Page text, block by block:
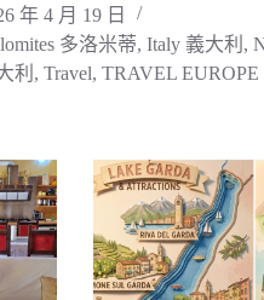
年 4 月 19 日
多洛米蒂, Italy 義大利 ,
利 , Travel, TRAVEL EUROPE